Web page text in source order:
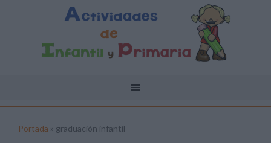
Portada » graduación infantil